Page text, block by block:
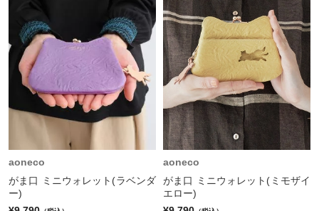
aoneco
がま口 ミニウォレット(ラベンダ
ー)
aoneco
がま口 ミニウォレット(ミモザイ
エロー)